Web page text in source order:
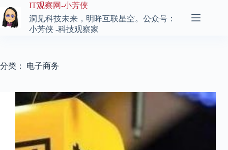
至
内
IT观察网-小芳侠
洞见科技未来，明眸互联星空。公众号：
小芳侠 -科技观察家
分类： 电子商务